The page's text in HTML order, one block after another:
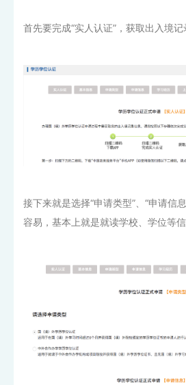
首先要完成“实人认证”，获取出入境记
接下来就是选择“申请类型”、“申请信
容易，基本上就是就读学校、学位等信